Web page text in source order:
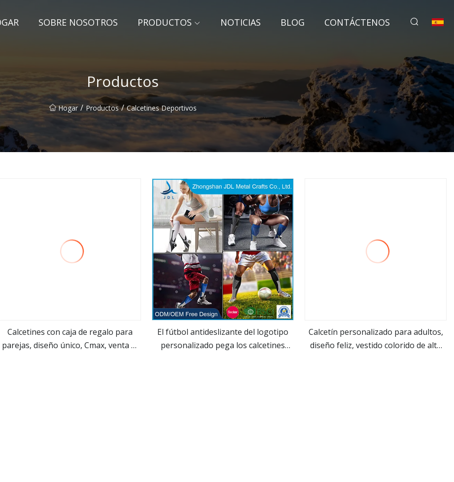
SOBRE NOSOTROS PRODUCTOS NOTICIAS BLOG CONTÁCTENOS
Productos
Hogar / Productos / Calcetines Deportivos
ver más
Calcetines con caja de regalo para
parejas, diseño único, Cmax, venta al
ver más
El fútbol antideslizante del logotipo
personalizado pega los calcetines
ver más
Calcetín personalizado para adultos,
diseño feliz, vestido colorido de alta